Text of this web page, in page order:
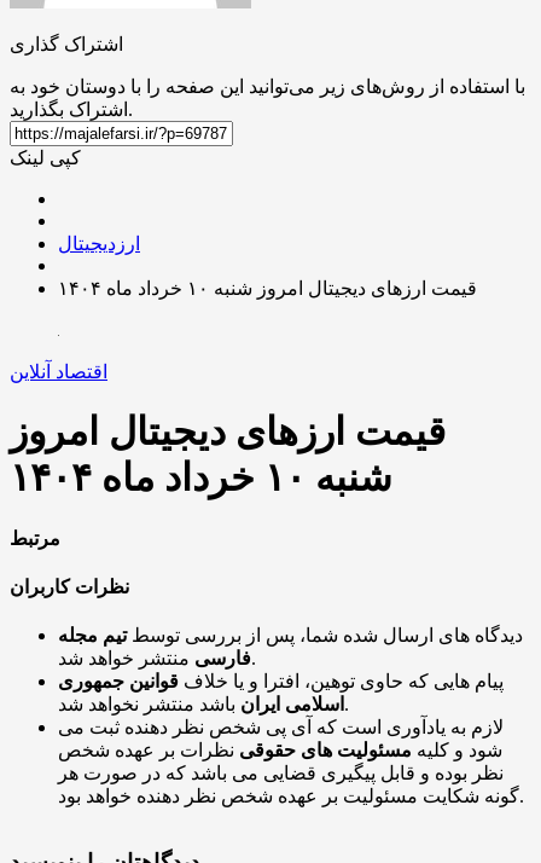
اشتراک گذاری
با استفاده از روش‌های زیر می‌توانید این صفحه را با دوستان خود به
اشتراک بگذارید.
کپی لینک
ارزدیجیتال
قیمت ارز‌های دیجیتال امروز شنبه ۱۰ خرداد ماه ۱۴۰۴
اقتصاد آنلاین
قیمت ارز‌های دیجیتال امروز
شنبه ۱۰ خرداد ماه ۱۴۰۴
مرتبط
نظرات کاربران
دیدگاه های ارسال شده شما، پس از بررسی توسطتیم مجله
فارسیمنتشر خواهد شد.
پیام هایی که حاوی توهین، افترا و یا خلاف قوانین جمهوری
اسلامی ایران باشد منتشر نخواهد شد.
لازم به یادآوری است که آی پی شخص نظر دهنده ثبت می
شود و کلیه مسئولیت های حقوقی نظرات بر عهده شخص
نظر بوده و قابل پیگیری قضایی می باشد که در صورت هر
گونه شکایت مسئولیت بر عهده شخص نظر دهنده خواهد بود.